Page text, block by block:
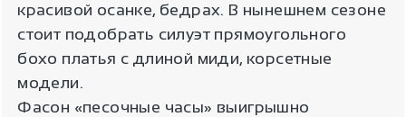
красивой осанке, бедрах. В нынешнем сезоне
стоит подобрать силуэт прямоугольного
бохо платья с длиной миди, корсетные
модели.
Фасон «песочные часы» выигрышно